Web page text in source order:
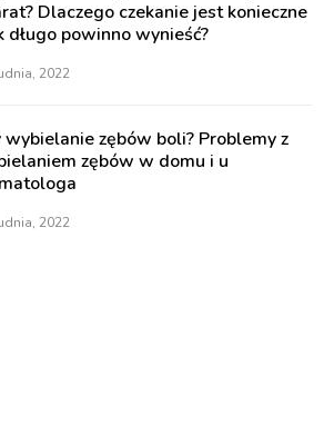
Dlaczego czekanie jest konieczne
długo powinno wynieść?
2022
wybielanie zębów boli? Problemy z
zębów w domu i u
2022